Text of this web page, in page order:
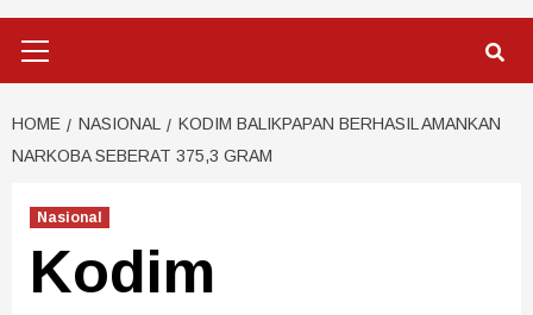
HOME NASIONAL
KODIM BALIKPAPAN BERHASIL AMANKAN
NARKOBA SEBERAT 375,3 GRAM
Nasional
Kodim